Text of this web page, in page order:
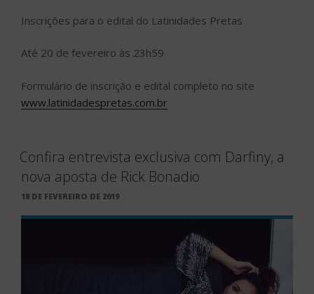
Inscrições para o edital do Latinidades Pretas
Até 20 de fevereiro às 23h59
Formulário de inscrição e edital completo no site
www.latinidadespretas.com.br
Confira entrevista exclusiva com Darfiny, a
nova aposta de Rick Bonadio
PUBLICADO
18 DE FEVEREIRO DE 2019